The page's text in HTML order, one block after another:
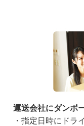
運送会社にダンボ
・指定日時にドラ